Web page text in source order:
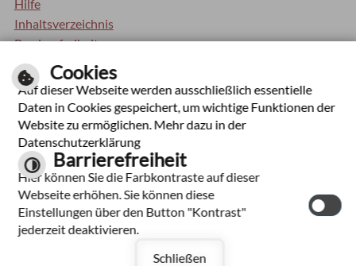
Hilfe
Inhaltsverzeichnis
Barrierefreiheit
Kontrastseite
Optimiert für mobile Endgeräte
Cookies
Auf dieser Webseite werden ausschließlich essentielle
Daten in Cookies gespeichert, um wichtige Funktionen der
Website zu ermöglichen. Mehr dazu in der
Datenschutzerklärung
Barrierefreiheit
Hier können Sie die Farbkontraste auf dieser
Webseite erhöhen. Sie können diese
Einstellungen über den Button "Kontrast"
jederzeit deaktivieren.
Schließen